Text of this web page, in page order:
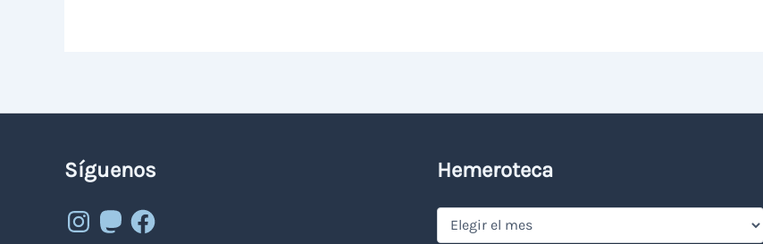
Síguenos
Instagram
MastodonFacebook
Hemeroteca
Hemeroteca